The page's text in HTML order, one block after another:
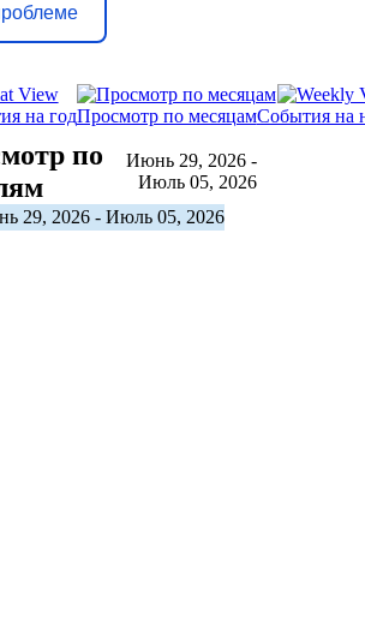
на годПросмотр по месяцамСобытия на
по
Июнь 29, 2026 -
Июль 05, 2026
29, 2026 - Июль 05, 2026